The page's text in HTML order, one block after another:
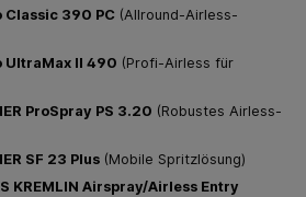
Classic 390 PC (Allround-Airless-
UltraMax II 490 (Profi-Airless für
ProSpray PS 3.20 (Robustes Airless-
SF 23 Plus (Mobile Spritzlösung)
KREMLIN Airspray/Airless Entry